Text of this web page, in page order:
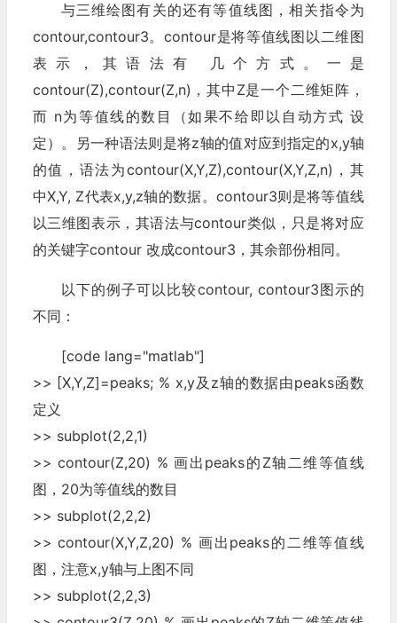
与三维绘图有关的还有等值线图，相关指令为
contour,contour3。contour是将等值线图以二维图
表示，其语法有 几个方式。一是
contour(Z),contour(Z,n)，其中Z是一个二维矩阵，
而 n为等值线的数目（如果不给即以自动方式 设
定）。另一种语法则是将z轴的值对应到指定的x,y轴
的值，语法为contour(X,Y,Z),contour(X,Y,Z,n)，其
中X,Y, Z代表x,y,z轴的数据。contour3则是将等值线
以三维图表示，其语法与contour类似，只是将对应
的关键字contour 改成contour3，其余部份相同。
以下的例子可以比较contour, contour3图示的
不同：
[code lang="matlab"]
>> [X,Y,Z]=peaks; % x,y及z轴的数据由peaks函数
定义
>> subplot(2,2,1)
>> contour(Z,20) % 画出peaks的Z轴二维等值线
图，20为等值线的数目
>> subplot(2,2,2)
>> contour(X,Y,Z,20) % 画出peaks的二维等值线
图，注意x,y轴与上图不同
>> subplot(2,2,3)